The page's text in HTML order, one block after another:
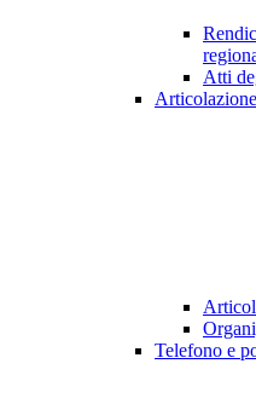
Atti
Telefono e